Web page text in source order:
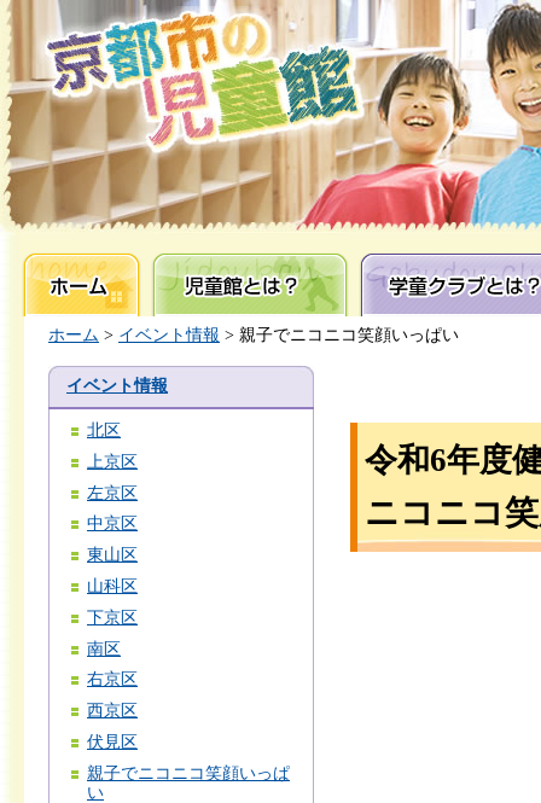
ホーム 児童館とは？ 学童クラブとは？
ホーム > イベント情報 > 親子でニコニコ笑顔いっぱい
イベント情報
北区
上京区
左京区
中京区
東山区
山科区
下京区
南区
右京区
西京区
伏見区
親子でニコニコ笑顔いっぱ
い
令和6年度
ニコニコ